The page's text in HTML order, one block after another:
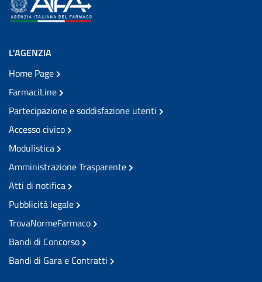
L'AGENZIA
Home Page
FarmaciLine
Partecipazione e soddisfazione utenti
Accesso civico
Modulistica
Amministrazione Trasparente
Atti di notifica
Pubblicità legale
TrovaNormeFarmaco
Bandi di Concorso
Bandi di Gara e Contratti